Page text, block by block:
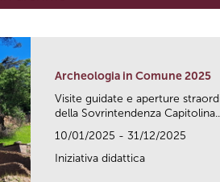
Archeologia in Comune 2025
Visite guidate e aperture
della Sovrintendenza
10/01/2025 - 31/12/2025
Iniziativa didattica